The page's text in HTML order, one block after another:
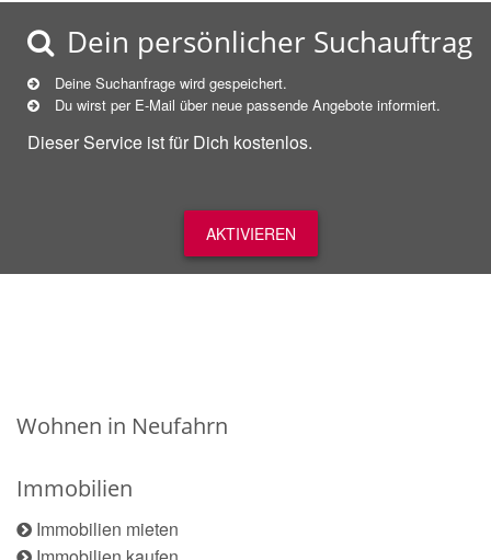
Dein persönlicher Suchauftrag
Deine Suchanfrage wird gespeichert.
Du wirst per E-Mail über neue passende Angebote informiert.
Dieser Service ist für Dich kostenlos.
AKTIVIEREN
Wohnen in Neufahrn
Immobilien
Immobilien mieten